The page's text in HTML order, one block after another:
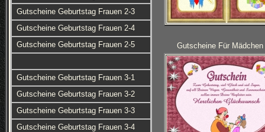
Gutscheine Geburtstag Frauen 2-3
Gutscheine Geburtstag Frauen 2-4
Gutscheine Geburtstag Frauen 2-5
Gutscheine Geburtstag Frauen 3-1
Gutscheine Geburtstag Frauen 3-2
Gutscheine Geburtstag Frauen 3-3
Gutscheine Geburtstag Frauen 3-4
Gutscheine Für Mädchen